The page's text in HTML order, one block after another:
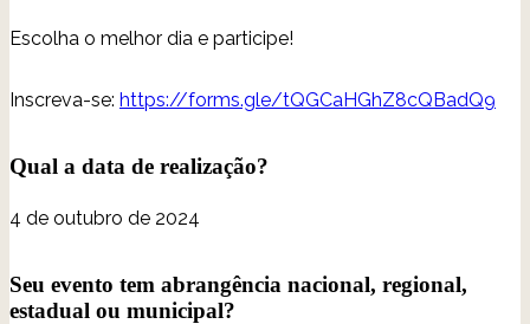
Escolha o melhor dia e participe!
Inscreva-se: https://forms.gle/tQGCaHGhZ8cQBadQ9
Qual a data de realização?
4 de outubro de 2024
Seu evento tem abrangência nacional, regional,
estadual ou municipal?